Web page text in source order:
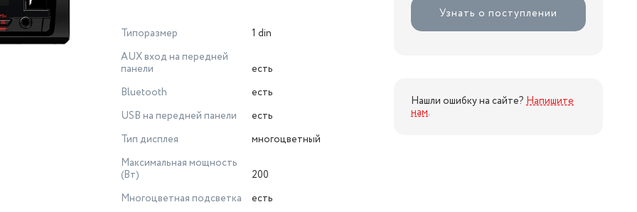
Типоразмер
1 din
AUX вход на передней
панели
есть
Bluetooth
есть
USB на передней панели
есть
Тип дисплея
многоцветный
Максимальная мощность
(Вт)
200
Многоцветная подсветка
есть
Узнать о поступлении
Нашли ошибку на сайте? Напишите
нам.